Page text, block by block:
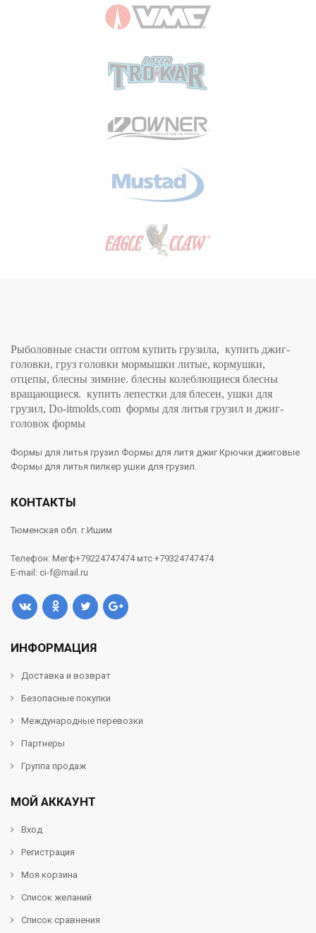
Рыболовные снасти оптом купить грузила, купить джиг-
головки, груз головки мормышки литые, кормушки,
отцепы, блесны зимние. блесны колеблющиеся блесны
вращающиеся. купить лепестки для блесен, ушки для
грузил, Do-itmolds.com формы для литья грузил и джиг-
головок формы
Формы для литья грузил Формы для литя джиг Крючки джиговые
Формы для литья пилкер ушки для грузил.
КОНТАКТЫ
Тюменская обл. г.Ишим
Телефон: Мегф+79224747474 мтс +79324747474
E-mail: ci-f@mail.ru
ИНФОРМАЦИЯ
Доставка и возврат
Безопасные покупки
Международные перевозки
Партнеры
Группа продаж
МОЙ АККАУНТ
Вход
Регистрация
Моя корзина
Список желаний
Список сравнения